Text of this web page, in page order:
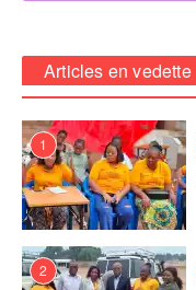
Articles en vedette
1
2